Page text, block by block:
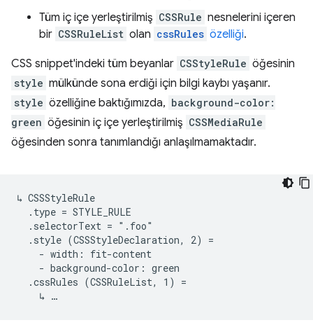
Tüm iç içe yerleştirilmiş CSSRule nesnelerini içeren
bir CSSRuleList olan cssRules özelliği.
CSS snippet'indeki tüm beyanlar CSStyleRule öğesinin
style mülkünde sona erdiği için bilgi kaybı yaşanır.
style özelliğine baktığımızda, background-color:
green öğesinin iç içe yerleştirilmiş CSSMediaRule
öğesinden sonra tanımlandığı anlaşılmamaktadır.
↳ CSSStyleRule
  .type = STYLE_RULE
  .selectorText = ".foo"
  .style (CSSStyleDeclaration, 2) =
    - width: fit-content
    - background-color: green
  .cssRules (CSSRuleList, 1) =